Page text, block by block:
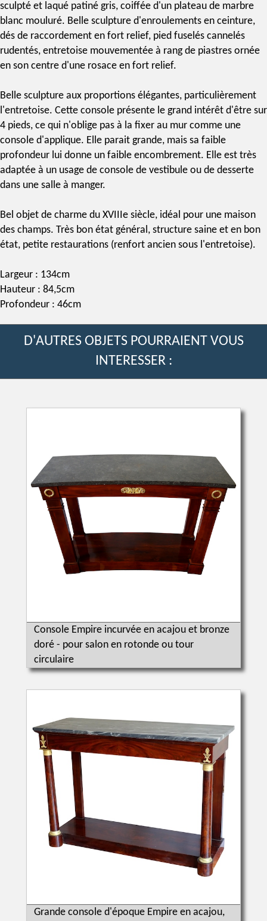
sculpté et laqué patiné gris, coiffée d'un plateau de marbre
blanc mouluré. Belle sculpture d'enroulements en ceinture,
dés de raccordement en fort relief, pied fuselés cannelés
rudentés, entretoise mouvementée à rang de piastres ornée
en son centre d'une rosace en fort relief.
Belle sculpture aux proportions élégantes, particulièrement
l'entretoise. Cette console présente le grand intérêt d'être sur
4 pieds, ce qui n'oblige pas à la fixer au mur comme une
console d'applique. Elle parait grande, mais sa faible
profondeur lui donne un faible encombrement. Elle est très
adaptée à un usage de console de vestibule ou de desserte
dans une salle à manger.
Bel objet de charme du XVIIIe siècle, idéal pour une maison
des champs. Très bon état général, structure saine et en bon
état, petite restaurations (renfort ancien sous l'entretoise).
Largeur : 134cm
Hauteur : 84,5cm
Profondeur : 46cm
D'AUTRES OBJETS POURRAIENT VOUS
INTERESSER :
Console Empire incurvée en acajou et bronze
doré - pour salon en rotonde ou tour
circulaire
Grande console d'époque Empire en acajou,